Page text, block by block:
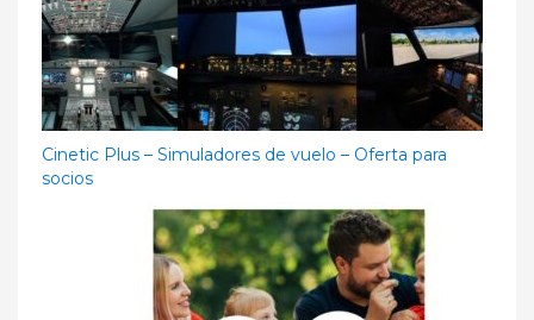
Cinetic Plus – Simuladores de vuelo – Oferta para
socios